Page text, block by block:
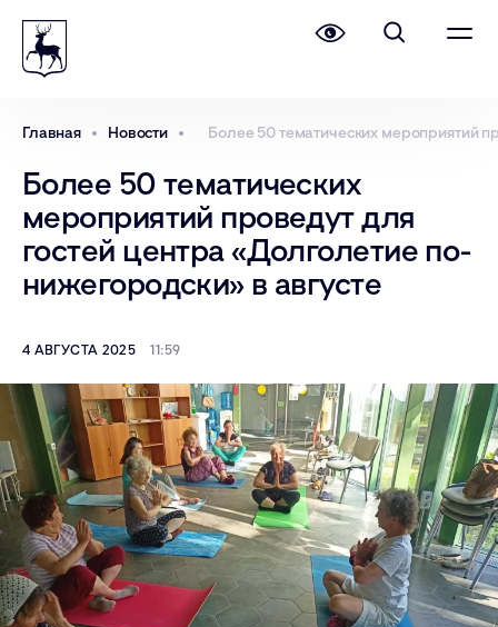
Главная Новости Более 50 тематических мероприятий
Более 50 тематических
мероприятий проведут для
гостей центра «Долголетие по-
нижегородски» в августе
4 АВГУСТА 2025 11:59